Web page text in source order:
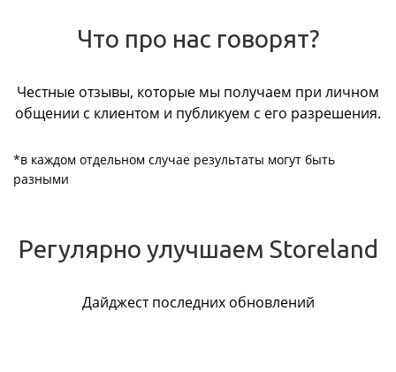
Что про нас говорят?
Честные отзывы, которые мы получаем при личном
общении с клиентом и публикуем с его разрешения.
*в каждом отдельном случае результаты могут быть
разными
Регулярно улучшаем Storeland
Дайджест последних обновлений